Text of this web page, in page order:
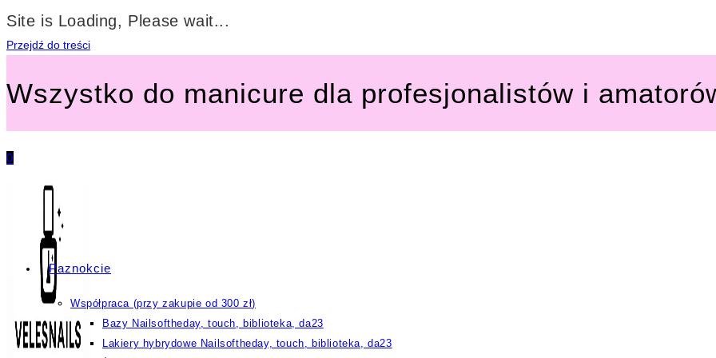
Site is Loading, Please wait...
Przejdź do treści
Wszystko do manicure dla profesjonalistów i
0
Paznokcie
Współpraca (przy zakupie od 300 zł)
Bazy Nailsoftheday, touch, biblioteka, da23
Lakiery hybrydowe Nailsoftheday, touch, biblioteka, da23